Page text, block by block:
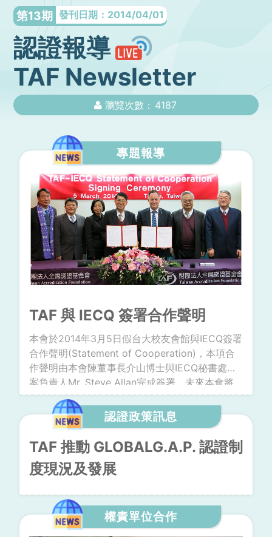
第13期 發刊日期：2014/04/01
認證報導
TAF Newsletter
瀏覽次數： 4187
專題報導
TAF 與 IECQ 簽署合作聲明
本會於2014年3月5日假台大校友會館與IECQ簽署
合作聲明(Statement of Cooperation)，本項合
作聲明由本會陳董事長介山博士與IECQ秘書處專
案負責人Mr. Steve Allan完成簽署。未來本會將
與IECQ對國內驗證機構之評鑑服務範圍內進行合
作，包括IECQ對國內9家QC0 80000驗證機構及
969家廠商之監督機制，將委由本會執行。
認證政策訊息
TAF 推動 GLOBALG.A.P. 認證制
度現況及發展
權責單位合作